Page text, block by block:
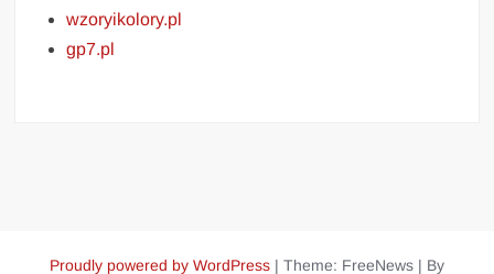
wzoryikolory.pl
gp7.pl
Proudly powered by WordPress | Theme: FreeNews | By